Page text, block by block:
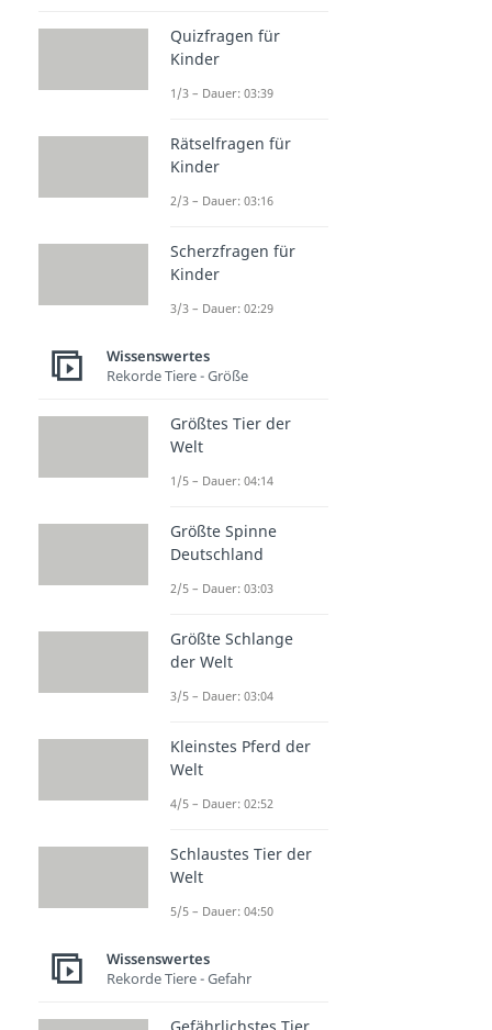
Quizfragen für
Kinder
1/3 – Dauer: 03:39
Rätselfragen für
Kinder
2/3 – Dauer: 03:16
Scherzfragen für
Kinder
3/3 – Dauer: 02:29
Wissenswertes
Rekorde Tiere - Größe
Größtes Tier der
Welt
1/5 – Dauer: 04:14
Größte Spinne
Deutschland
2/5 – Dauer: 03:03
Größte Schlange
der Welt
3/5 – Dauer: 03:04
Kleinstes Pferd der
Welt
4/5 – Dauer: 02:52
Schlaustes Tier der
Welt
5/5 – Dauer: 04:50
Wissenswertes
Rekorde Tiere - Gefahr
Gefährlichstes Tier